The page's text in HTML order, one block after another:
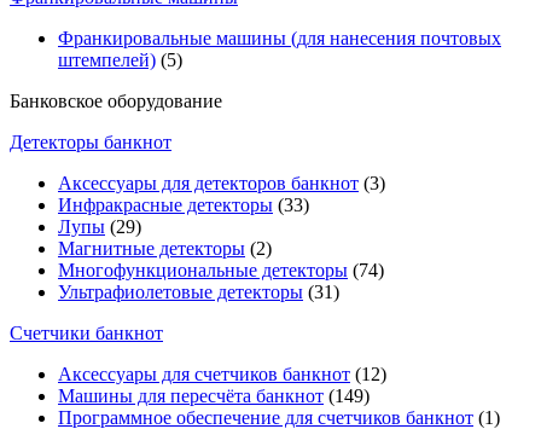
Франкировальные машины (для нанесения почтовых
штемпелей) (5)
Банковское оборудование
Детекторы банкнот
Аксессуары для детекторов банкнот (3)
Инфракрасные детекторы (33)
Лупы (29)
Магнитные детекторы (2)
Многофункциональные детекторы (74)
Ультрафиолетовые детекторы (31)
Счетчики банкнот
Аксессуары для счетчиков банкнот (12)
Машины для пересчёта банкнот (149)
Программное обеспечение для счетчиков банкнот (1)